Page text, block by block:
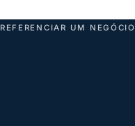
REFERENCIAR UM NEGÓCIO